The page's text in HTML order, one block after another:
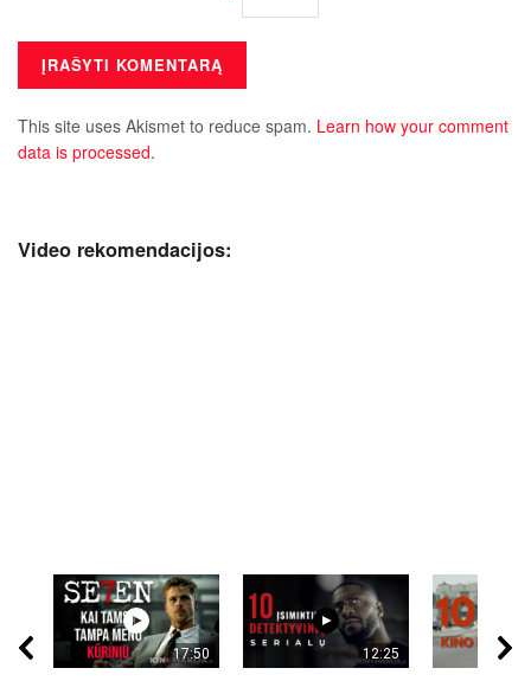
This site uses Akismet to reduce spam. Learn how your comment
data is processed.
Video rekomendacijos:
17:50 12:25